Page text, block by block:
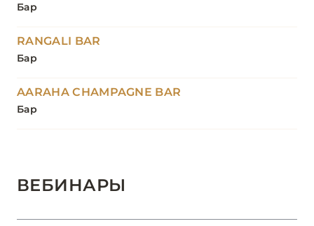
Бар
RANGALI BAR
Бар
AARAHA CHAMPAGNE BAR
Бар
ВЕБИНАРЫ